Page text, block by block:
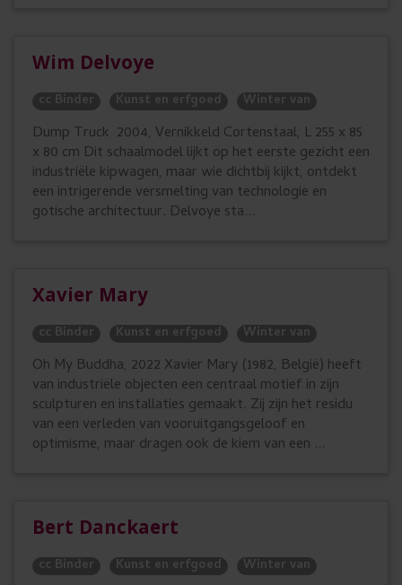
Wim Delvoye
cc Binder Kunst en erfgoed Winter van
Dump Truck 2004, Vernikkeld Cortenstaal, L 255 x 85
x 80 cm Dit schaalmodel lijkt op het eerste gezicht een
industriële kipwagen, maar wie dichtbij kijkt, ontdekt
een intrigerende versmelting van technologie en
gotische architectuur. Delvoye sta...
Xavier Mary
cc Binder Kunst en erfgoed Winter van
Oh My Buddha, 2022 Xavier Mary (1982, België) heeft
van industriële objecten een centraal motief in zijn
sculpturen en installaties gemaakt. Zij zijn het residu
van een verleden van vooruitgangsgeloof en
optimisme, maar dragen ook de kiem van een ...
Bert Danckaert
cc Binder Kunst en erfgoed Winter van